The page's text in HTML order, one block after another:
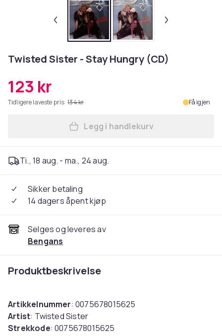
Twisted Sister - Stay Hungry (CD)
123 kr
Tidligere laveste pris: 134 kr Få igjen
Legg Twisted Sister - Stay
Legg i handlekurv
Ti., 18 aug. - ma., 24 aug.
Sikker betaling
14 dagers åpent kjøp
Selges og leveres av
Bengans
Produktbeskrivelse
Artikkelnummer: 0075678015625
Artist: Twisted Sister
Strekkode: 0075678015625